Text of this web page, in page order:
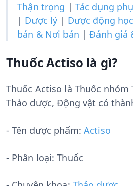
Thận trọng | Tác dụng phụ
| Dược lý | Dược động học
bán & Nơi bán | Đánh giá
Thuốc Actiso là gì?
Thuốc Actiso là Thuốc nhóm
Thảo dược, Động vật có
- Tên dược phẩm: Actiso
- Phân loại: Thuốc